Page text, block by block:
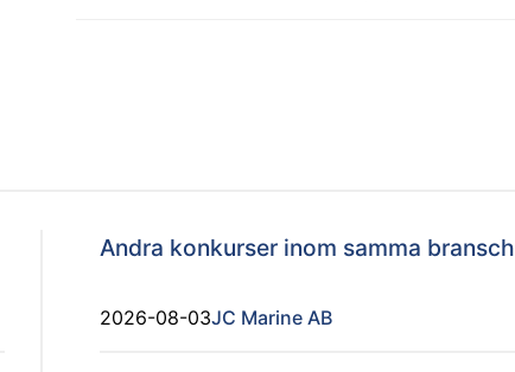
Andra konkurser inom samma bransch
2026-08-03JC Marine AB